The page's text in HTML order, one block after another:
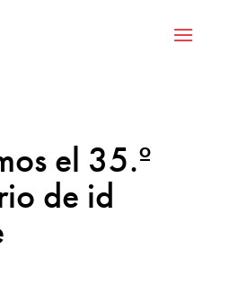
el 35.º
de id